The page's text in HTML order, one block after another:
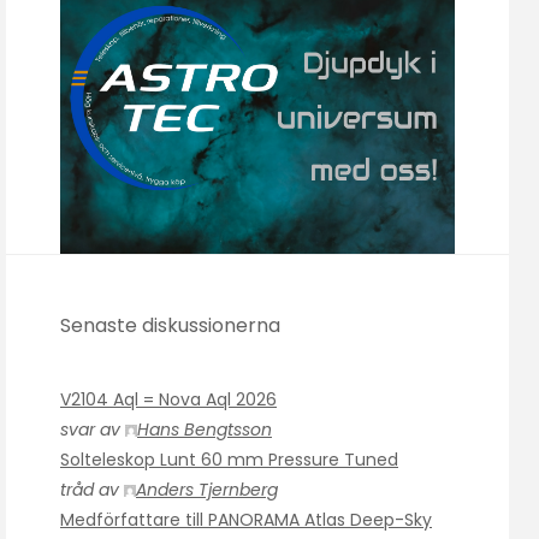
Senaste diskussionerna
V2104 Aql = Nova Aql 2026
svar av
Hans Bengtsson
Solteleskop Lunt 60 mm Pressure Tuned
tråd av
Anders Tjernberg
Medförfattare till PANORAMA Atlas Deep-Sky